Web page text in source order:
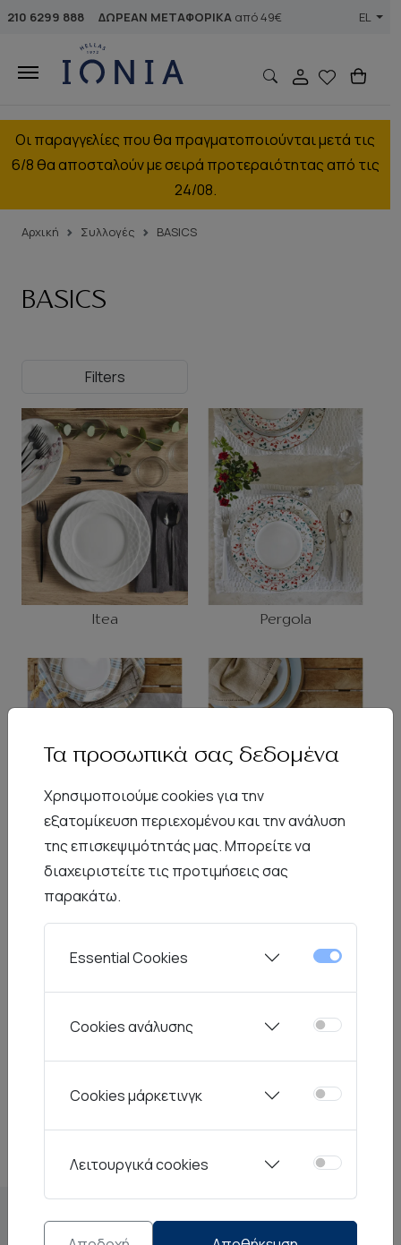
210 6299 888 ΔΩΡΕΑΝ ΜΕΤΑΦΟΡΙΚΑ από 49€ EL
Οι παραγγελίες που θα πραγματοποιούνται μετά τις
6/8 θα αποσταλούν με σειρά προτεραιότητας από τις
24/08.
Αρχική Συλλογές BASICS
BASICS
Filters
Itea Pergola
Picnic Sky
Τα προσωπικά σας δεδομένα
Χρησιμοποιούμε cookies για την
εξατομίκευση περιεχομένου και την ανάλυση
της επισκεψιμότητάς μας. Μπορείτε να
διαχειριστείτε τις προτιμήσεις σας
παρακάτω.
Essential Cookies
Cookies ανάλυσης
Cookies μάρκετινγκ
Λειτουργικά cookies